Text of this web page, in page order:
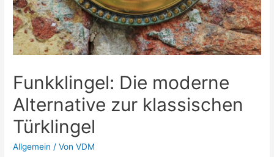
Funkklingel: Die moderne
Alternative zur klassischen
Türklingel
Allgemein / VonVDM